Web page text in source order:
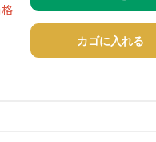
カゴに入れる